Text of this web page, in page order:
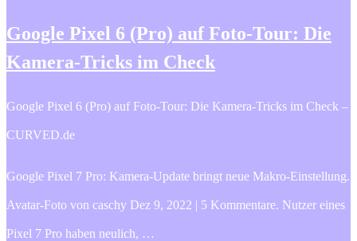
Google Pixel 6 (Pro) auf Foto-Tour: Die
Kamera-Tricks im Check
Google Pixel 6 (Pro) auf Foto-Tour: Die Kamera-Tricks im Check –
CURVED.de
Google Pixel 7 Pro: Kamera-Update bringt neue Makro-Einstellung.
Avatar-Foto von caschy Dez 9, 2022 | 5 Kommentare. Nutzer eines
Pixel 7 Pro haben neulich, …